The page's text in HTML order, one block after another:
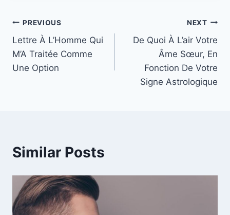
Post
navigation
PREVIOUS
Lettre À L’Homme Qui
M’A Traitée Comme
Une Option
NEXT
De Quoi À L’air Votre
Âme Sœur, En
Fonction De Votre
Signe Astrologique
Similar Posts